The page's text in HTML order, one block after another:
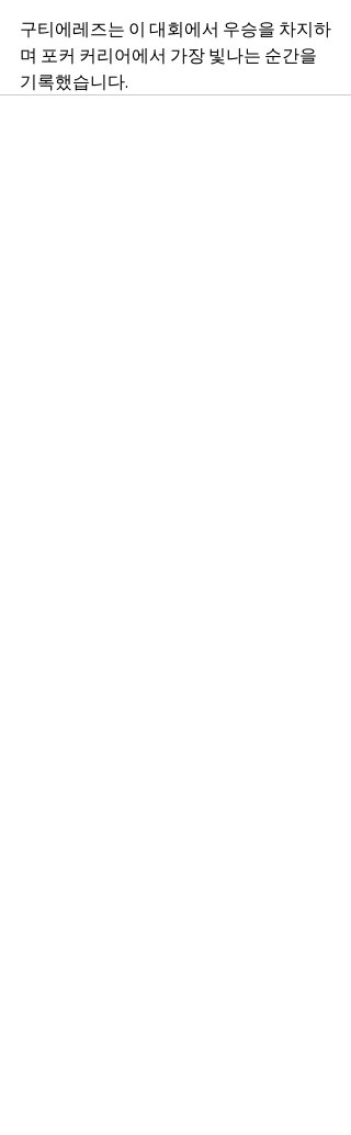
구티에레즈는 이 대회에서 우승을 차지하
며 포커 커리어에서 가장 빛나는 순간을
기록했습니다.